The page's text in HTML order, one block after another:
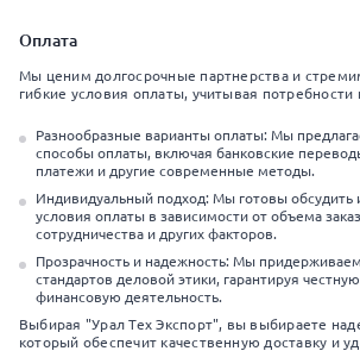
Оплата
Мы ценим долгосрочные партнерства и
гибкие условия оплаты, учитывая потребности
Разнообразные варианты оплаты: Мы
способы оплаты, включая банковские
платежи и другие современные методы.
Индивидуальный подход: Мы готовы обсудить
условия оплаты в зависимости от объема
сотрудничества и других факторов.
Прозрачность и надежность: Мы
стандартов деловой этики, гарантируя
финансовую деятельность.
Выбирая "Урал Тех Экспорт", вы выбираете
который обеспечит качественную доставку и